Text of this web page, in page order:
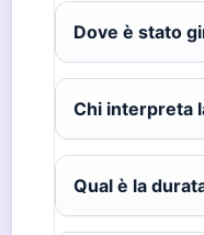
Dove è stato
Chi interpreta
Qual è la